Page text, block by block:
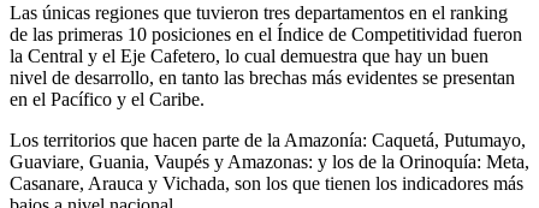
Las únicas regiones que tuvieron tres departamentos en el ranking
de las primeras 10 posiciones en el Índice de Competitividad fueron
la Central y el Eje Cafetero, lo cual demuestra que hay un buen
nivel de desarrollo, en tanto las brechas más evidentes se presentan
en el Pacífico y el Caribe.
Los territorios que hacen parte de la Amazonía: Caquetá, Putumayo,
Guaviare, Guania, Vaupés y Amazonas: y los de la Orinoquía: Meta,
Casanare, Arauca y Vichada, son los que tienen los indicadores más